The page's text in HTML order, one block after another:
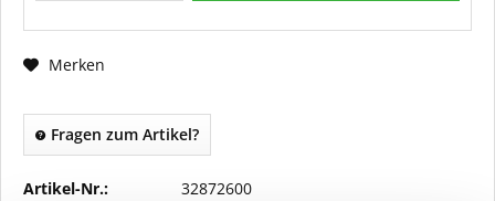
Merken
Fragen zum Artikel?
Artikel-Nr.: 32872600